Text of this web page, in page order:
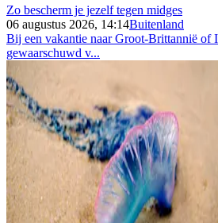
Zo bescherm je jezelf tegen midges
06 augustus 2026, 14:14Buitenland
Bij een vakantie naar Groot-Brittannië of
gewaarschuwd v...